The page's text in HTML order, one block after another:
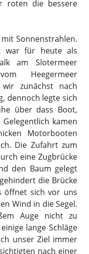
roten die bessere
Sonnenstrahlen.
war für heute als
am Slotermeer
Heegermeer
wir zunächst nach
dennoch legte sich
über dass Boot,
kamen
Motorbooten
Die Zufahrt zum
eine Zugbrücke
den Baum gelegt
die Brücke
öffnet sich vor uns
Wind in die Segel.
Auge nicht zu
lange Schläge
unser Ziel immer
nach einer